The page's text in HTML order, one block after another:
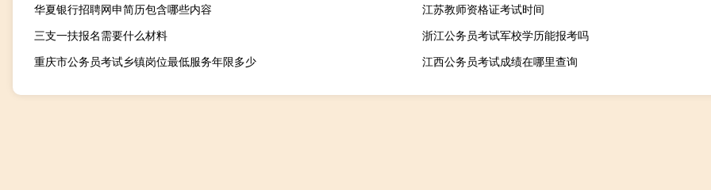
华夏银行招聘网申简历包含哪些内容
江苏教师资格证考试时间
三支一扶报名需要什么材料
浙江公务员考试军校学历能报考吗
重庆市公务员考试乡镇岗位最低服务年限多少
江西公务员考试成绩在哪里查询